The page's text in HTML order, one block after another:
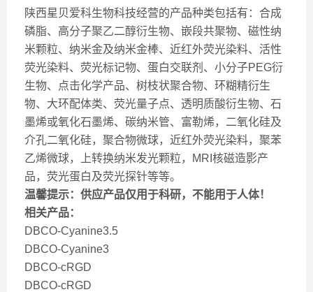
陕西星贝爱科生物科技经营的产品种类包括有：合成
磷脂、高分子聚乙二醇衍生物、嵌段共聚物、磁性纳
米颗粒、纳米金及纳米金棒、近红外荧光染料、活性
荧光染料、荧光标记物、蛋白交联剂、小分子PEG衍
生物、点击化学产品、树枝状聚合物、环糊精衍生
物、大环配体类、荧光量子点、透明质酸衍生物、石
墨烯或氧化石墨烯、碳纳米管、富勒烯，二氧化硅及
介孔二氧化硅，聚合物微球，近红外荧光染料，聚苯
乙烯微球，上转换纳米发光颗粒，MRI核磁造影产
品，荧光蛋白及荧光探针等等。
温馨提示：供应产品仅用于科研，不能用于人体！
相关产品：
DBCO-Cyanine3.5
DBCO-Cyanine3
DBCO-cRGD
DBCO-cRGD